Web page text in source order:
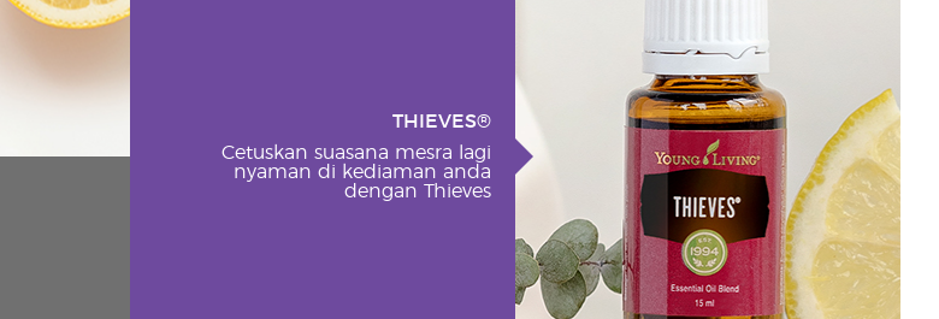
THIEVES®
Cetuskan suasana mesra lagi
nyaman di kediaman anda
dengan Thieves